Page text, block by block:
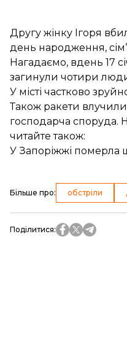
Другу жінку Ігоря
день народження,
Нагадаємо, вдень 17
загинули чотири
У місті частково
Також ракети влучили
господарча споруда.
читайте також:
У Запоріжжі померла
Більше про: обстріли
Поділитися: